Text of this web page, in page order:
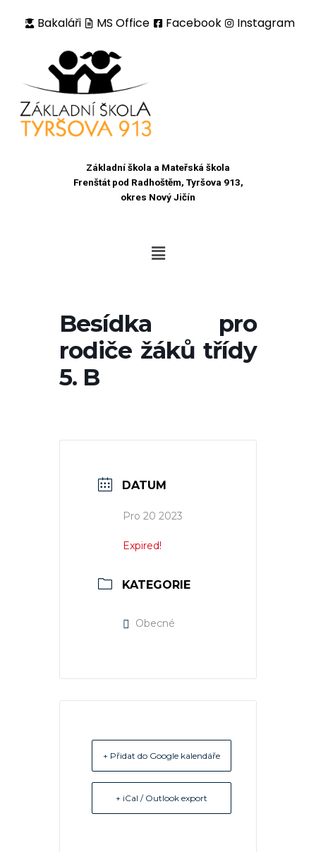
Bakaláři MS Office Facebook Instagram
Základní škola a Mateřská škola
Frenštát pod Radhoštěm, Tyršova 913,
okres Nový Jičín
Besídka pro
rodiče žáků třídy
5. B
DATUM
Pro 20 2023
Expired!
KATEGORIE
Obecné
+ Přidat do Google kalendáře
+ iCal / Outlook export